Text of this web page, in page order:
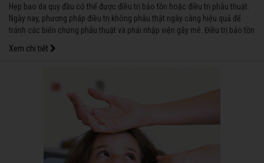
Hẹp bao da quy đầu có thể được điều trị bảo tồn hoặc điều trị phẫu thuật.
Ngày nay, phương pháp điều trị không phẫu thật ngày càng hiệu quả để
tránh các biến chứng phẫu thuật và phải nhập viện gây mê. Điều trị bảo tồn
bằng cách nong nhẹ cho bao quy đầu của bé rộng ra và bôi kem có chất
kháng viêm betametasone để làm mềm da và tránh phù nề sau nong.
Xem chi tiết